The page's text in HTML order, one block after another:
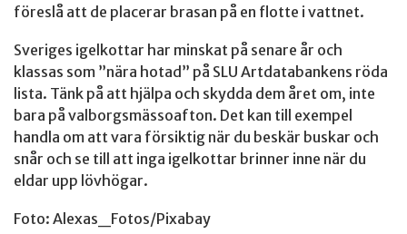
föreslå att de placerar brasan på en flotte i vattnet.
Sveriges igelkottar har minskat på senare år och
klassas som ”nära hotad” på SLU Artdatabankens röda
lista. Tänk på att hjälpa och skydda dem året om, inte
bara på valborgsmässoafton. Det kan till exempel
handla om att vara försiktig när du beskär buskar och
snår och se till att inga igelkottar brinner inne när du
eldar upp lövhögar.
Foto: Alexas_Fotos/Pixabay